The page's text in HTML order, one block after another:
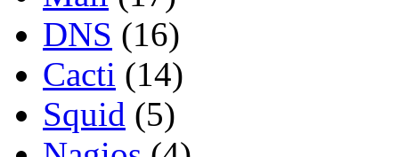
DNS (16)
Cacti (14)
Squid (5)